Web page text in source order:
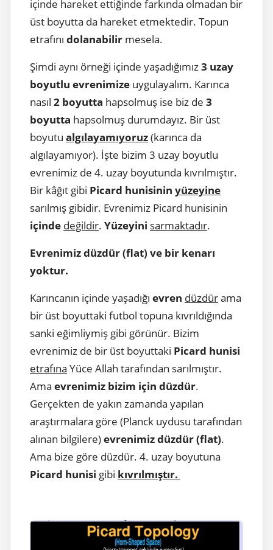
içinde hareket ettiğinde farkında olmadan bir
üst boyutta da hareket etmektedir. Topun
etrafını dolanabilir mesela.
Şimdi aynı örneği içinde yaşadığımız3 uzay
boyutlu evrenimize uygulayalım. Karınca
nasıl 2 boyutta hapsolmuş ise biz de 3
boyutta hapsolmuş durumdayız. Bir üst
boyutu algılayamıyoruz(karınca da
algılayamıyor). İşte bizim 3 uzay boyutlu
evrenimiz de 4. uzay boyutunda kıvrılmıştır.
Bir kâğıt gibi Picard hunisinin yüzeyine
sarılmış gibidir. Evrenimiz Picard hunisinin
içinde değildir. Yüzeyini sarmaktadır.
Evrenimiz düzdür (flat) ve bir kenarı
yoktur.
Karıncanın içinde yaşadığı evren düzdürama
bir üst boyuttaki futbol topuna kıvrıldığında
sanki eğimliymiş gibi görünür. Bizim
evrenimiz de bir üst boyuttaki Picard hunisi
etrafına Yüce Allah tarafından sarılmıştır.
Ama evrenimiz bizim için düzdür.
Gerçekten de yakın zamanda yapılan
araştırmalara göre (Planck uydusu tarafından
alınan bilgilere)evrenimiz düzdür (flat).
Ama bize göre düzdür. 4. uzay boyutuna
Picard hunisi gibi kıvrılmıştır.